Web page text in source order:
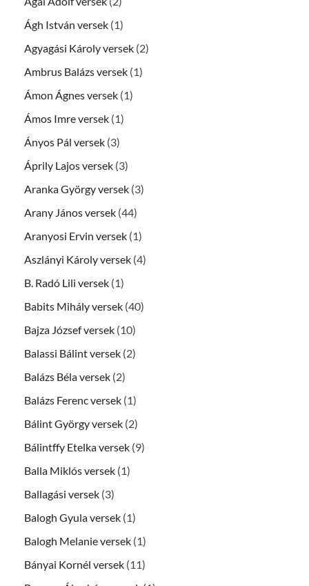
Ágh István versek (1)
Agyagási Károly versek (2)
Ambrus Balázs versek (1)
Ámon Ágnes versek (1)
Ámos Imre versek (1)
Ányos Pál versek (3)
Áprily Lajos versek (3)
Aranka György versek (3)
Arany János versek (44)
Aranyosi Ervin versek (1)
Aszlányi Károly versek (4)
B. Radó Lili versek (1)
Babits Mihály versek (40)
Bajza József versek (10)
Balassi Bálint versek (2)
Balázs Béla versek (2)
Balázs Ferenc versek (1)
Bálint György versek (2)
Bálintffy Etelka versek (9)
Balla Miklós versek (1)
Ballagási versek (3)
Balogh Gyula versek (1)
Balogh Melanie versek (1)
Bányai Kornél versek (11)